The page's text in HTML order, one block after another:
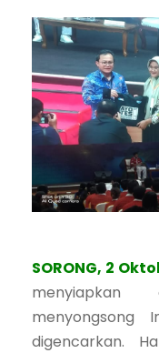
SORONG, 2
menyongsong
digencarkan.